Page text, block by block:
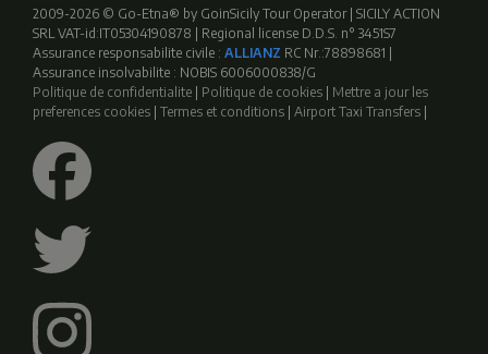
2009-2026 © Go-Etna® by GoinSicily Tour Operator | SICILY ACTION
SRL VAT-id:IT05304190878 | Regional license D.D.S. n° 3451S7
Assurance responsabilite civile : ALLIANZ RC Nr.:78898681 |
Assurance insolvabilite : NOBIS 6006000838/G
Politique de confidentialite
Politique de cookies
Mettre a jour les
preferences cookies Termes et conditions Airport Taxi Transfers